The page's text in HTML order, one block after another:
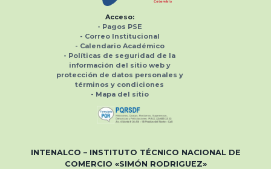
Acceso:
- Pagos PSE
- Correo Institucional
- Calendario Académico
- Políticas de seguridad de la
información del sitio web y
protección de datos personales y
términos y condiciones
- Mapa del sitio
INTENALCO – INSTITUTO TÉCNICO NACIONAL DE
COMERCIO «SIMÓN RODRIGUEZ»